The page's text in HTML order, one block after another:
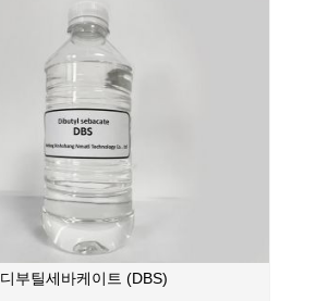
디부틸세바케이트 (DBS)